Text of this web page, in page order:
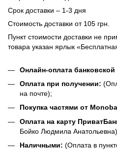
Срок доставки – 1-3 дня
Стоимость доставки от 105 грн.
Пункт стоимости доставки не
товара указан ярлык
Онлайн-оплата банковской
Оплата при получении:
на почте);
Покупка частями от
Оплата на карту
Бойко Людмила
Наличными: (Оплата в